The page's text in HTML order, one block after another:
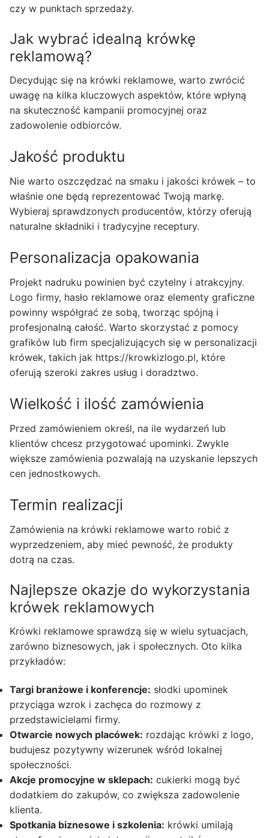
czy w punktach sprzedaży.
Jak wybrać idealną krówkę
reklamową?
Decydując się na krówki reklamowe, warto zwrócić
uwagę na kilka kluczowych aspektów, które wpłyną
na skuteczność kampanii promocyjnej oraz
zadowolenie odbiorców.
Jakość produktu
Nie warto oszczędzać na smaku i jakości krówek – to
właśnie one będą reprezentować Twoją markę.
Wybieraj sprawdzonych producentów, którzy oferują
naturalne składniki i tradycyjne receptury.
Personalizacja opakowania
Projekt nadruku powinien być czytelny i atrakcyjny.
Logo firmy, hasło reklamowe oraz elementy graficzne
powinny współgrać ze sobą, tworząc spójną i
profesjonalną całość. Warto skorzystać z pomocy
grafików lub firm specjalizujących się w personalizacji
krówek, takich jak https://krowkizlogo.pl, które
oferują szeroki zakres usług i doradztwo.
Wielkość i ilość zamówienia
Przed zamówieniem określ, na ile wydarzeń lub
klientów chcesz przygotować upominki. Zwykle
większe zamówienia pozwalają na uzyskanie lepszych
cen jednostkowych.
Termin realizacji
Zamówienia na krówki reklamowe warto robić z
wyprzedzeniem, aby mieć pewność, że produkty
dotrą na czas.
Najlepsze okazje do wykorzystania
krówek reklamowych
Krówki reklamowe sprawdzą się w wielu sytuacjach,
zarówno biznesowych, jak i społecznych. Oto kilka
przykładów:
Targi branżowe i konferencje: słodki upominek
przyciąga wzrok i zachęca do rozmowy z
przedstawicielami firmy.
Otwarcie nowych placówek: rozdając krówki z logo,
budujesz pozytywny wizerunek wśród lokalnej
społeczności.
Akcje promocyjne w sklepach: cukierki mogą być
dodatkiem do zakupów, co zwiększa zadowolenie
klienta.
Spotkania biznesowe i szkolenia: krówki umilają